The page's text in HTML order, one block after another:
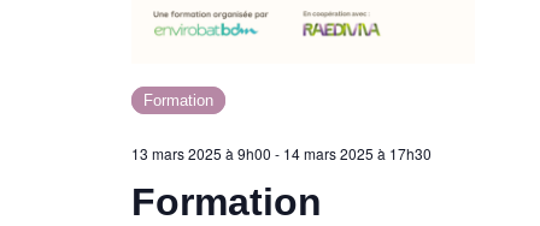
Formation
13 mars 2025 à 9h00 - 14 mars 2025 à 17h30
Formation